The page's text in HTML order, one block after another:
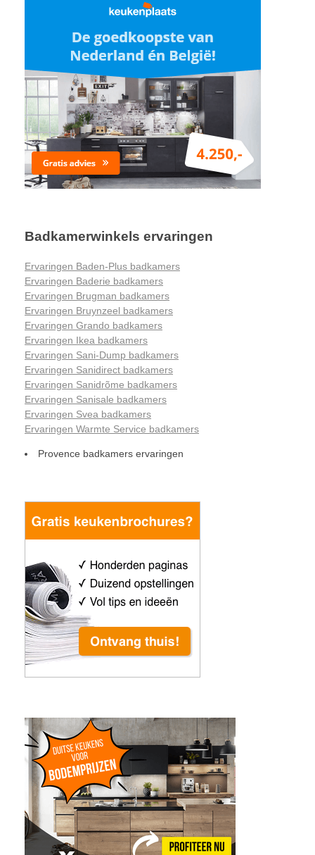
Badkamerwinkels ervaringen
Ervaringen Baden-Plus badkamers
Ervaringen Baderie badkamers
Ervaringen Brugman badkamers
Ervaringen Bruynzeel badkamers
Ervaringen Grando badkamers
Ervaringen Ikea badkamers
Ervaringen Sani-Dump badkamers
Ervaringen Sanidirect badkamers
Ervaringen Sanidrõme badkamers
Ervaringen Sanisale badkamers
Ervaringen Svea badkamers
Ervaringen Warmte Service badkamers
Provence badkamers ervaringen